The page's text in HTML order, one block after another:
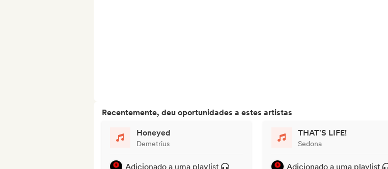
Recentemente, deu oportunidades a estes artistas
Honeyed
Demetrius
Adicionado a uma playlist
THAT'S LIFE!
Sedona
Adicionado a uma playlist